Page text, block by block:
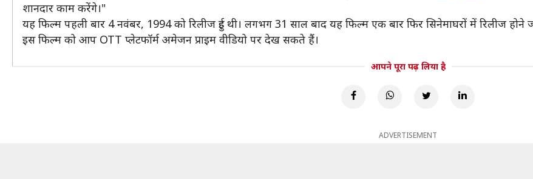
शानदार काम करेंगे।"
यह फिल्म पहली बार 4 नवंबर, 1994 को रिलीज हुई थी। लगभग 31 साल बाद यह फिल्म एक बार फिर सिनेमाघरों में रिलीज होने
इस फिल्म को आप OTT प्लेटफॉर्म अमेजन प्राइम वीडियो पर देख सकते हैं।
आपने पूरा पढ़ लिया है
ADVERTISEMENT